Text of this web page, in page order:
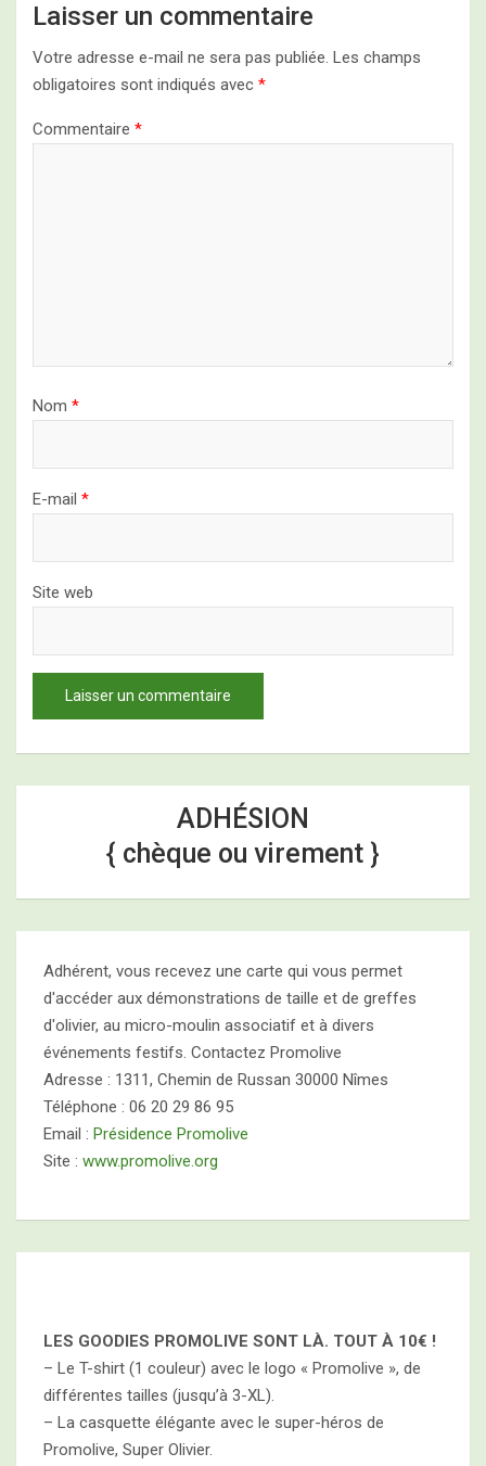
Laisser un commentaire
Votre adresse e-mail ne sera pas publiée. Les champs
obligatoires sont indiqués avec *
Commentaire *
Nom *
E-mail *
Site web
ADHÉSION
{ chèque ou virement }
Adhérent, vous recevez une carte qui vous permet
d'accéder aux démonstrations de taille et de greffes
d'olivier, au micro-moulin associatif et à divers
événements festifs. Contactez Promolive
Adresse : 1311, Chemin de Russan 30000 Nîmes
Téléphone : 06 20 29 86 95
Email : Présidence Promolive
Site : www.promolive.org
LES GOODIES PROMOLIVE SONT LÀ. TOUT À 10€ !
– Le T-shirt (1 couleur) avec le logo « Promolive », de
différentes tailles (jusqu’à 3-XL).
– La casquette élégante avec le super-héros de
Promolive, Super Olivier.